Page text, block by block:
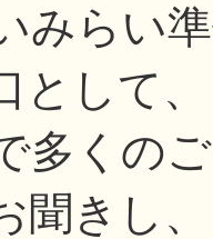
新規登
みらい
として、
多くの
聞きし、